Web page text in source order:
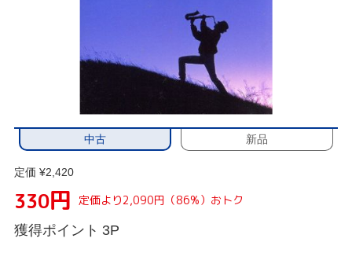
中古 新品
定価 ¥2,420
330円 定価より2,090円（86%）おトク
獲得ポイント 3P